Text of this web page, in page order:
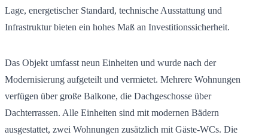
Lage, energetischer Standard, technische Ausstattung und
Infrastruktur bieten ein hohes Maß an Investitionssicherheit.
Das Objekt umfasst neun Einheiten und wurde nach der
Modernisierung aufgeteilt und vermietet. Mehrere Wohnungen
verfügen über große Balkone, die Dachgeschosse über
Dachterrassen. Alle Einheiten sind mit modernen Bädern
ausgestattet, zwei Wohnungen zusätzlich mit Gäste-WCs. Die